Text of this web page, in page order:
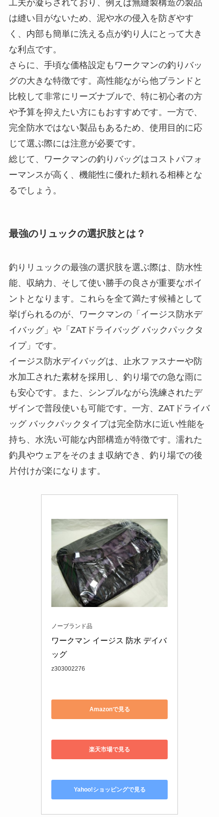
工夫が凝らされており、例えば無縫製構造の製品
は縫い目がないため、泥や水の侵入を防ぎやす
く、内部も簡単に洗える点が釣り人にとって大き
な利点です。
さらに、手頃な価格設定もワークマンの釣りバッ
グの大きな特徴です。高性能ながら他ブランドと
比較して非常にリーズナブルで、特に初心者の方
や予算を抑えたい方にもおすすめです。一方で、
完全防水ではない製品もあるため、使用目的に応
じて選ぶ際には注意が必要です。
総じて、ワークマンの釣りバッグはコストパフォ
ーマンスが高く、機能性に優れた頼れる相棒とな
るでしょう。
最強のリュックの選択肢とは？
釣りリュックの最強の選択肢を選ぶ際は、防水性
能、収納力、そして使い勝手の良さが重要なポイ
ントとなります。これらを全て満たす候補として
挙げられるのが、ワークマンの「イージス防水デ
イバッグ」や「ZATドライバッグ バックパックタ
イプ」です。
イージス防水デイバッグは、止水ファスナーや防
水加工された素材を採用し、釣り場での急な雨に
も安心です。また、シンプルながら洗練されたデ
ザインで普段使いも可能です。一方、ZATドライバ
ッグ バックパックタイプは完全防水に近い性能を
持ち、水洗い可能な内部構造が特徴です。濡れた
釣具やウェアをそのまま収納でき、釣り場での後
片付けが楽になります。
ノーブランド品
ワークマン イージス 防水 デイバ
ッグ
z303002276
楽天市場で見る
など、釣り道具を効率的に収納できる仕掛けがあ